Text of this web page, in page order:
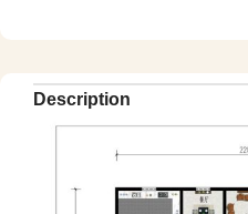
Description